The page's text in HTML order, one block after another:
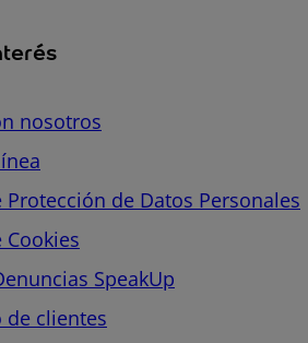
nosotros
Protección de Datos Personales
SpeakUp
de clientes